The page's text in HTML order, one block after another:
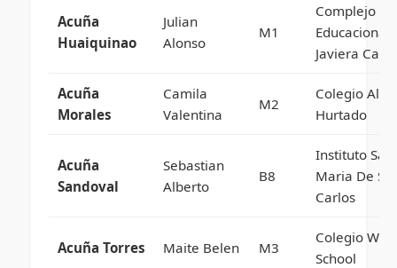
Acuña
Huaiquinao
Julian
Alonso
M1
Complejo
Educacional
Javiera
Acuña
Morales
Camila
Valentina
M2
Colegio
Hurtado
Acuña
Sandoval
Sebastian
Alberto
B8
Instituto
Maria De
Carlos
Acuña Torres Maite Belen M3
Colegio
School